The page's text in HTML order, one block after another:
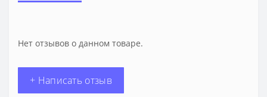
Нет отзывов о данном товаре.
+ Написать отзыв